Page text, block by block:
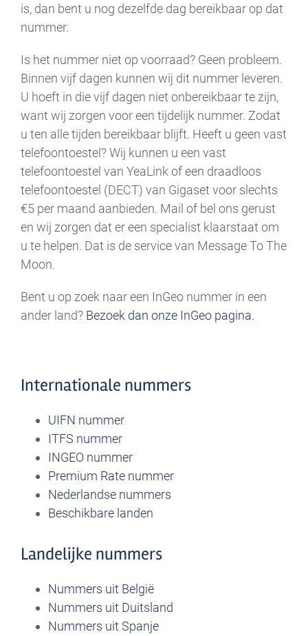
is, dan bent u nog dezelfde dag bereikbaar op dat
nummer.
Is het nummer niet op voorraad? Geen probleem.
Binnen vijf dagen kunnen wij dit nummer leveren.
U hoeft in die vijf dagen niet onbereikbaar te zijn,
want wij zorgen voor een tijdelijk nummer. Zodat
u ten alle tijden bereikbaar blijft. Heeft u geen vast
telefoontoestel? Wij kunnen u een vast
telefoontoestel van YeaLink of een draadloos
telefoontoestel (DECT) van Gigaset voor slechts
€5 per maand aanbieden. Mail of bel ons gerust
en wij zorgen dat er een specialist klaarstaat om
u te helpen. Dat is de service van Message To The
Moon.
Bent u op zoek naar een InGeo nummer in een
ander land? Bezoek dan onze InGeo pagina.
Internationale nummers
UIFN nummer
ITFS nummer
INGEO nummer
Premium Rate nummer
Nederlandse nummers
Beschikbare landen
Landelijke nummers
Nummers uit België
Nummers uit Duitsland
Nummers uit Spanje